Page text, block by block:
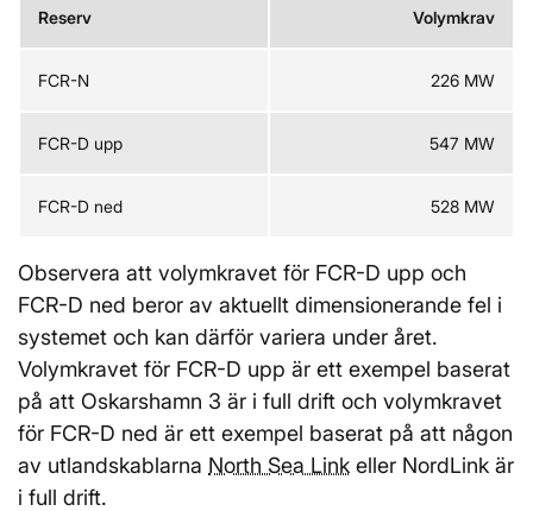
Reserv Volymkrav
FCR-N 226 MW
FCR-D upp 547 MW
FCR-D ned 528 MW
Observera att volymkravet för FCR-D upp och
FCR-D ned beror av aktuellt dimensionerande fel i
systemet och kan därför variera under året.
Volymkravet för FCR-D upp är ett exempel baserat
på att Oskarshamn 3 är i full drift och volymkravet
för FCR-D ned är ett exempel baserat på att någon
av utlandskablarna North Sea Link eller NordLink är
i full drift.